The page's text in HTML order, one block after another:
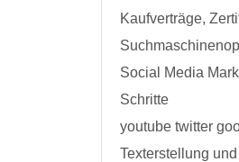
Kaufverträge,
Social Media
Schritte
youtube twitter
Texterstellung